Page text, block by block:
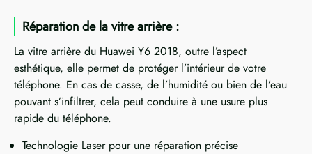
Réparation de la vitre arrière :
La vitre arrière du Huawei Y6 2018, outre l’aspect
esthétique, elle permet de protéger l’intérieur de votre
téléphone. En cas de casse, de l’humidité ou bien de l’eau
pouvant s’infiltrer, cela peut conduire à une usure plus
rapide du téléphone.
Technologie Laser pour une réparation précise